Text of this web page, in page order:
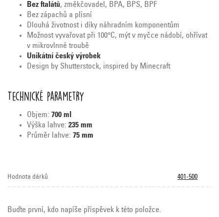
Bez ftalátů, změkčovadel, BPA, BPS, BPF
Bez zápachů a plísní
Dlouhá životnost i díky náhradním komponentům
Možnost vyvařovat při 100°C, mýt v myčce nádobí, ohřívat
v mikrovlnné troubě
Unikátní český výrobek
Design by Shutterstock, inspired by Minecraft
Technické parametry
Objem: 700 ml
Výška lahve: 235 mm
Průměr lahve: 75 mm
Hodnota dárků 401-500
Buďte první, kdo napíše příspěvek k této položce.